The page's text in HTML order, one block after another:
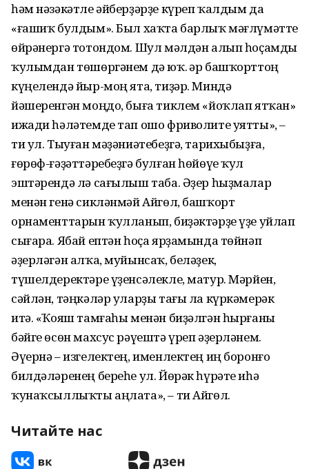
һәм нәзәкәтле әйберҙәрҙе күреп ҡалдым да
«ғашиҡ булдым». Был хаҡта барлыҡ мәғлүмәтте
өйрәнергә тотондом. Шул мәлдән алып һоҫамды
ҡулымдан төшөргәнем дә юҡ. Һәр башҡорттоң
күңелендә йыр-моң ята, тиҙәр. Миндә
йәшеренгән моңдо, быға тиклем «йоҡлап ятҡан»
ижади һәләтемде тап ошо фриволите уятты», –
ти ул. Тыуған мәҙәниәтебеҙгә, тарихыбыҙға,
ғөрөф-ғәҙәттәребеҙгә булған һөйөүе ҡул
эштәрендә лә сағылыш таба. Әҙер һыҙмалар
менән генә сикләнмәй Айгөл, башҡорт
орнаменттарын ҡулланып, биҙәктәрҙе үҙе уйлап
сығара. Ябай ептән һоҫа ярҙамында төйнәп
әҙерләгән алҡа, муйынсаҡ, беләҙек,
түшелдеректәре үҙенсәлекле, матур. Мәрйен,
сәйлән, тәңкәләр уларҙы тағы ла күркәмерәк
итә. «Ҡояш тамғаһы менән биҙәлгән һырғаны
бәйге өсөн махсус рәүештә үреп әҙерләнем.
Әүернә – изгелектең, именлектең иң боронғо
билдәләренең береһе ул. Йөрәк һүрәте иһә
ҡунаҡсыллыҡты аңлата», – ти Айгөл.
Читайте нас